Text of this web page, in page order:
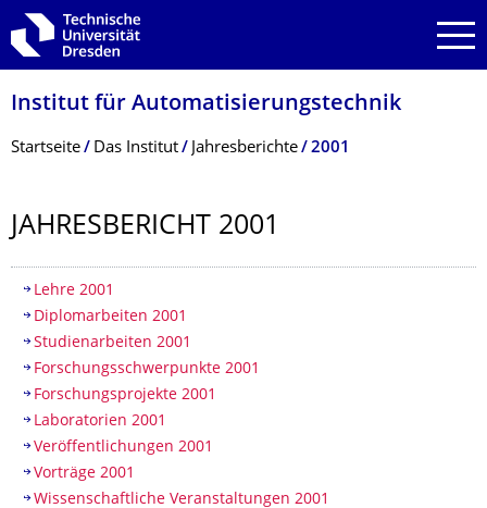
Zur Hauptnavigation springen
Zur Suche springen
Zum Inhalt springen
Institut für Automatisierungs­technik
Breadcrumb-Menü
Startseite Das Institut Jahresberichte 2001
JAHRESBERICHT 2001
Inhaltsverzeichnis
Lehre 2001
Diplomarbeiten 2001
Studienarbeiten 2001
Forschungsschwerpunkte 2001
Forschungsprojekte 2001
Laboratorien 2001
Veröffentlichungen 2001
Vorträge 2001
Wissenschaftliche Veranstaltungen 2001